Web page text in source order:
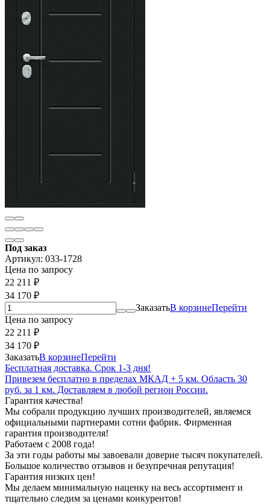
Под заказ
Артикул: 033-1728
Цена по запросу
22 211 ₽
34 170 ₽
ЗаказатьВ корзинеПерейти
Цена по запросу
22 211 ₽
34 170 ₽
ЗаказатьВ корзинеПерейти
Бесплатная доставка. Срок 1-3 дня!
Привезем бесплатно в пределах МКАД + 5 км. Область 30
руб. за 1 км. Доставляем в любой регион России.
Гарантия качества!
Мы собрали продукцию лучших производителей, являемся
официальными партнерами сотни фабрик. Фирменная
гарантия производителя!
Работаем с 2008 года!
За эти годы работы мы завоевали доверие тысяч покупателей.
Большое количество отзывов и безупречная репутация!
Гарантия низких цен!
Мы делаем минимальную наценку на весь ассортимент и
тщательно следим за ценами конкурентов!